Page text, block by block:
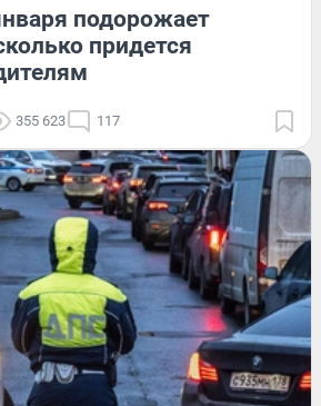
подорожает
придется
355 623 117